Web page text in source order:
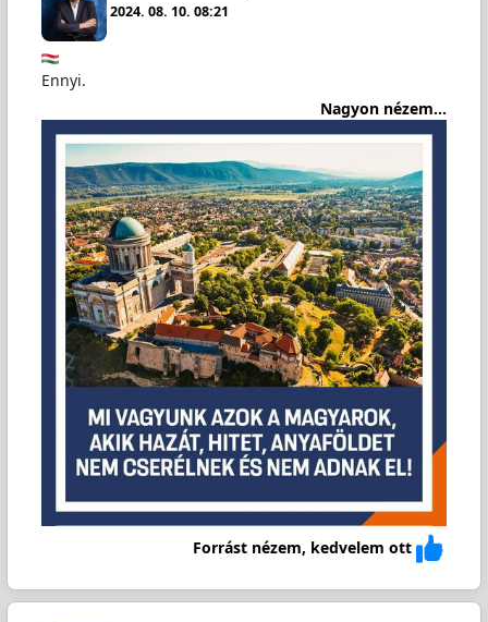
2024. 08. 10. 08:21
Ennyi.
Nagyon nézem...
Forrást nézem, kedvelem ott